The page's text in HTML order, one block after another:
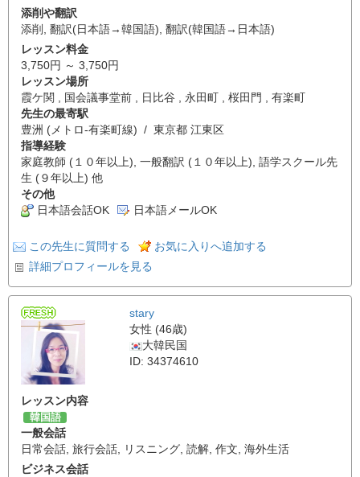
添削や翻訳
添削 翻訳(日本語→韓国語) 翻訳(韓国語→日本語)
レッスン料金
3,750円 ～ 3,750円
レッスン場所
霞ケ関 , 国会議事堂前 , 日比谷 , 永田町 , 桜田門 , 有楽町
先生の最寄駅
豊洲 (メトロ-有楽町線) / 東京都 江東区
指導経験
家庭教師 (１０年以上), 一般翻訳 (１０年以上), 語学スクール先
生 (９年以上) 他
その他
日本語会話OK
日本語メールOK
この先生に質問する
お気に入りへ追加する
詳細プロフィールを見る
stary
女性 (46歳)
大韓民国
ID: 34374610
レッスン内容
韓国語
一般会話
日常会話 旅行会話 リスニング 読解 作文 海外生活
ビジネス会話